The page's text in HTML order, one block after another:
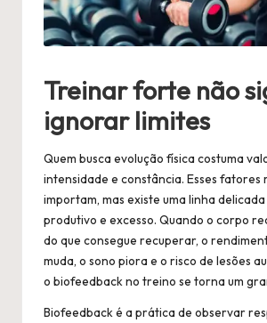
Treinar forte não
ignorar limites
Quem busca evolução física costuma
intensidade e constância. Esses fatores
importam, mas existe uma linha
produtivo e excesso. Quando o corpo
do que consegue recuperar, o
muda, o sono piora e o risco de lesões
o biofeedback no treino se torna um
Biofeedback é a prática de observar